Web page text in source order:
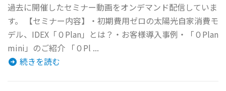
過去に開催したセミナー動画をオンデマンド配信していま
す。 【セミナー内容】・初期費用ゼロの太陽光自家消費モ
デル、IDEX「０Plan」とは？・お客様導入事例・「０Plan
mini」のご紹介 「０Pl ...
続きを読む